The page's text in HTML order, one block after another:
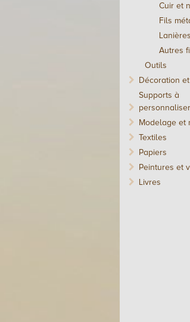
Cuir et
Fils
Autres
Outils
Décoration
Supports à
personnaliser
Modelage et
Textiles
Papiers
Peintures et
Livres